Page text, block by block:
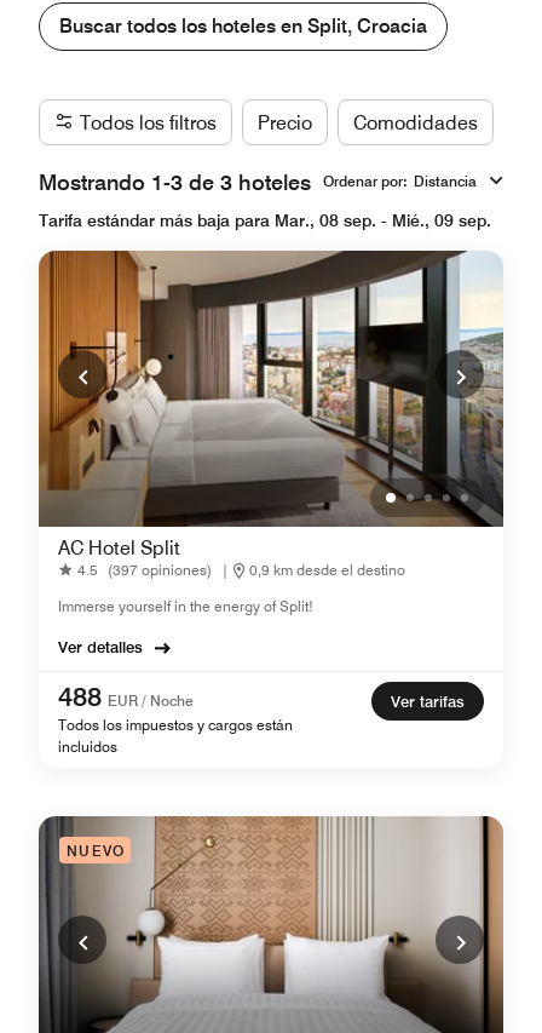
Buscar todos los hoteles en Split, Croacia
Todos los filtros Precio Comodidades
Mostrando 1-3 de 3 hoteles Ordenar por: Distancia
Tarifa estándar más baja para Mar., 08 sep. - Mié., 09 sep.
AC Hotel Split
4.5 (397 opiniones) |
0,9 km desde el destino
Immerse yourself in the energy of Split!
Ver detalles
488 EUR / Noche
Todos los impuestos y cargos están
incluidos
Ver tarifas
NUEVO